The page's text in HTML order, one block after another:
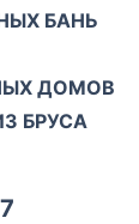
БАНЬ
ДОМОВ
БРУСА